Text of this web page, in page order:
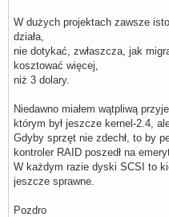
W dużych projektach zawsze
działa,
nie dotykać, zwłaszcza, jak
kosztować więcej,
niż 3 dolary.
Niedawno miałem wątpliwą
którym był jeszcze kernel-2.4,
Gdyby sprzęt nie zdechł, to by
kontroler RAID poszedł na
W każdym razie dyski SCSI to
jeszcze sprawne.
Pozdro